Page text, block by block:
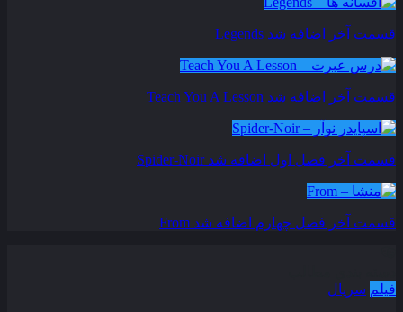
قسمت آخر اضافه شد Legends
قسمت آخر اضافه شد Teach You A Lesson
قسمت آخر فصل اول اضافه شد Spider-Noir
قسمت آخر فصل چهارم اضافه شد From
فیلم سریال